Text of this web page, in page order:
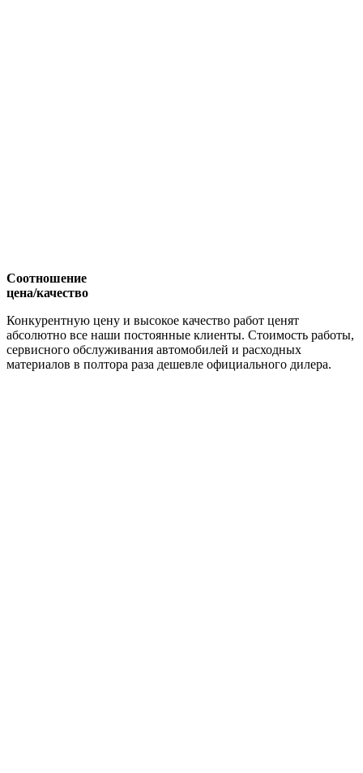
Соотношение
цена/качество
Конкурентную цену и высокое качество работ ценят
абсолютно все наши постоянные клиенты. Стоимость работы,
сервисного обслуживания автомобилей и расходных
материалов в полтора раза дешевле официального дилера.